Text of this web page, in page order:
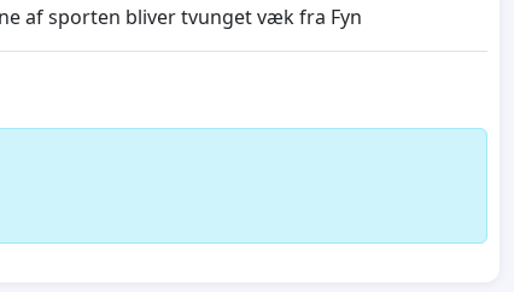
af sporten bliver tvunget væk fra Fyn